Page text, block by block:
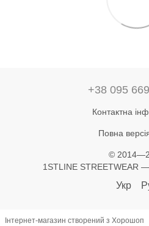
+38 095
Контактна
Повна
©
1STLINE STREETWEAR —
Укр
Інтернет-магазин створений з Хорошоп